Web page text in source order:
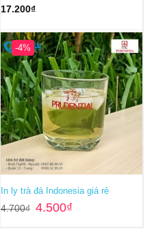
17.200₫
-4%
In ly trà đá Indonesia giá rẻ
4.700₫ Giá
gốc
4.500₫